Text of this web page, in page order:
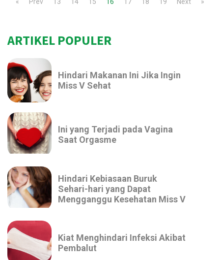
ARTIKEL POPULER
Hindari Makanan Ini Jika Ingin
Miss V Sehat
Ini yang Terjadi pada Vagina
Saat Orgasme
Hindari Kebiasaan Buruk
Sehari-hari yang Dapat
Mengganggu Kesehatan Miss V
Kiat Menghindari Infeksi Akibat
Pembalut